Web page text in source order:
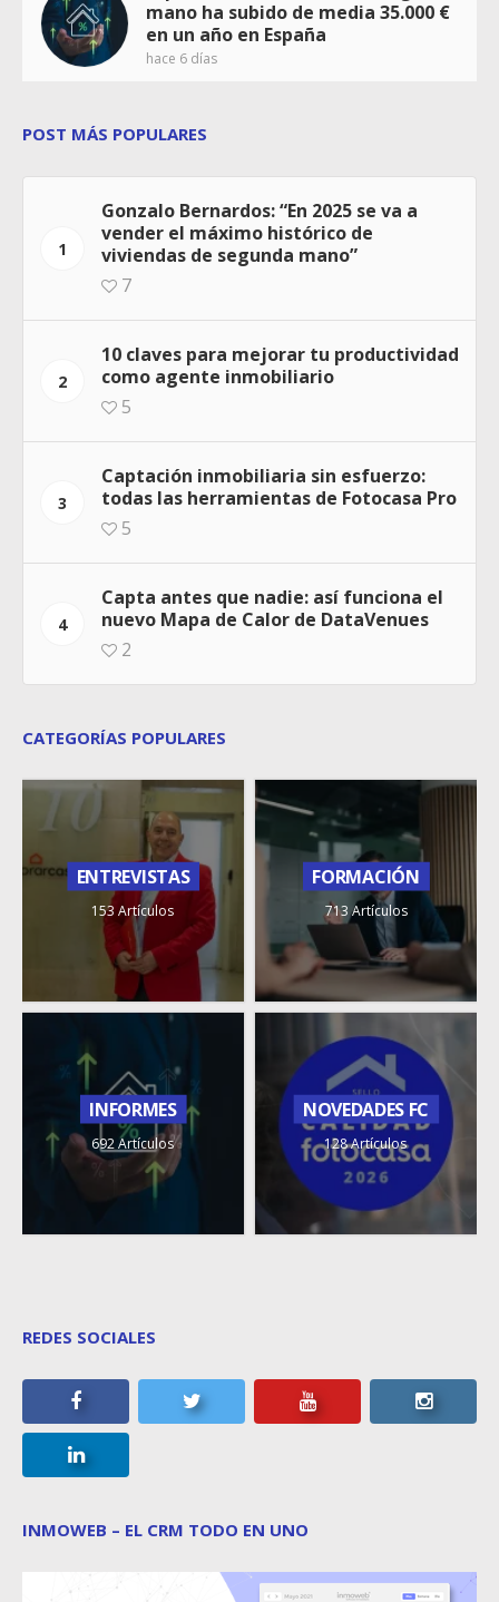
mano ha subido de media 35.000 €
en un año en España
hace 6 días
POST MÁS POPULARES
1
Gonzalo Bernardos: “En 2025 se va a
vender el máximo histórico de
viviendas de segunda mano”
7
2
10 claves para mejorar tu productividad
como agente inmobiliario
5
3
Captación inmobiliaria sin esfuerzo:
todas las herramientas de Fotocasa Pro
5
4
Capta antes que nadie: así funciona el
nuevo Mapa de Calor de DataVenues
2
CATEGORÍAS POPULARES
ENTREVISTAS
153 Artículos
FORMACIÓN
713 Artículos
INFORMES
692 Artículos
NOVEDADES FC
128 Artículos
REDES SOCIALES
INMOWEB – EL CRM TODO EN UNO